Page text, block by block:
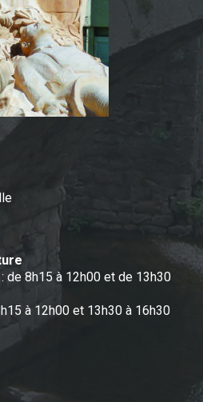
de 8h15 à 12h00 et de 13h30
à 12h00 et 13h30 à 16h30